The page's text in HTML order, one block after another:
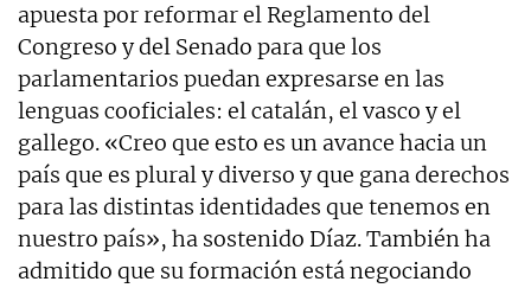
apuesta por reformar el Reglamento del
Congreso y del Senado para que los
parlamentarios puedan expresarse en las
lenguas cooficiales: el catalán, el vasco y el
gallego. «Creo que esto es un avance hacia un
país que es plural y diverso y que gana derechos
para las distintas identidades que tenemos en
nuestro país», ha sostenido Díaz. También ha
admitido que su formación está negociando